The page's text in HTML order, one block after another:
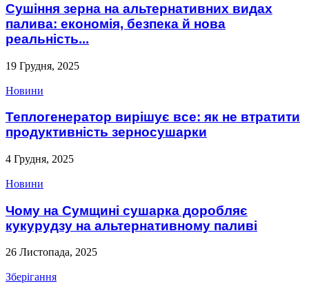
Сушіння зерна на альтернативних видах
палива: економія, безпека й нова
реальність...
19 Грудня, 2025
Новини
Теплогенератор вирішує все: як не втратити
продуктивність зерносушарки
4 Грудня, 2025
Новини
Чому на Сумщині сушарка доробляє
кукурудзу на альтернативному паливі
26 Листопада, 2025
Зберігання